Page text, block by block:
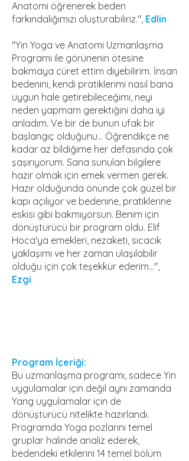
Anatomi öğrenerek beden
farkındalığımızı oluşturabiliriz.", Edlin
"Yin Yoga ve Anatomi Uzmanlaşma
Programı ile görünenin ötesine
bakmaya cüret ettim diyebilirim. İnsan
bedenini, kendi pratiklerimi nasıl bana
uygun hale getirebileceğimi, neyi
neden yapmam gerektiğini daha iyi
anladım. Ve bir de bunun ufak bir
başlangıç olduğunu... Öğrendikçe ne
kadar az bildiğime her defasında çok
şaşırıyorum. Sana sunulan bilgilere
hazır olmak için emek vermen gerek.
Hazır olduğunda önünde çok güzel bir
kapı açılıyor ve bedenine, pratiklerine
eskisi gibi bakmıyorsun. Benim için
dönüştürücü bir program oldu. Elif
Hoca'ya emekleri, nezaketi, sıcacık
yaklaşımı ve her zaman ulaşılabilir
olduğu için çok teşekkür ederim...",
Ezgi
Program İçeriği:
Bu uzmanlaşma programı, sadece Yin
uygulamalar için değil aynı zamanda
Yang uygulamalar için de
dönüştürücü nitelikte hazırlandı.
Programda Yoga pozlarını temel
gruplar halinde analiz ederek,
bedendeki etkilerini 14 temel bölüm